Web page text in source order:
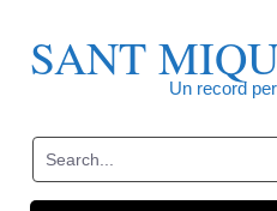
contentSANT
Un record